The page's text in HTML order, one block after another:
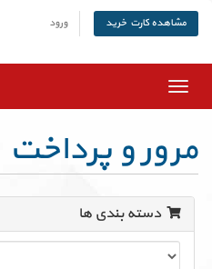
ورود مشاهده کارت خرید
تغییر
وضعیت
مرور و
دسته بندی ها